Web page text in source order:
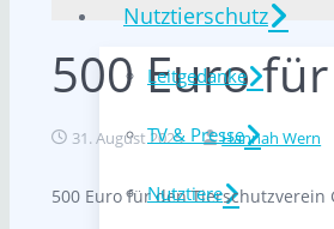
Nutztierschutz
Leitgedanke
TV & Presse
Nutztiere
500 Euro
31. August 2025 Hannah Wern
500 Euro für den Tierschutzverein